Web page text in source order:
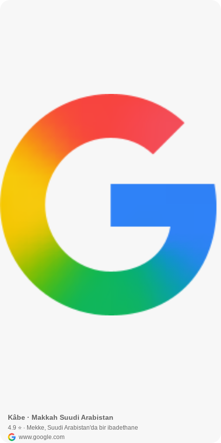
Kâbe · Makkah Suudi Arabistan
4.9 ⭐ · Mekke, Suudi Arabistan'da bir ibadethane
www.google.com